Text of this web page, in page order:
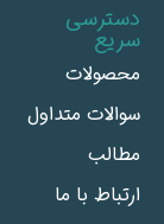
دسترسی
سریع
محصولات
سوالات متداول
مطالب
ارتباط با ما